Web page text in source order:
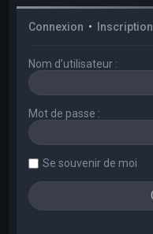
Connexion • Inscription
Nom d’utilisateur :
Mot de passe :
Se souvenir de moi